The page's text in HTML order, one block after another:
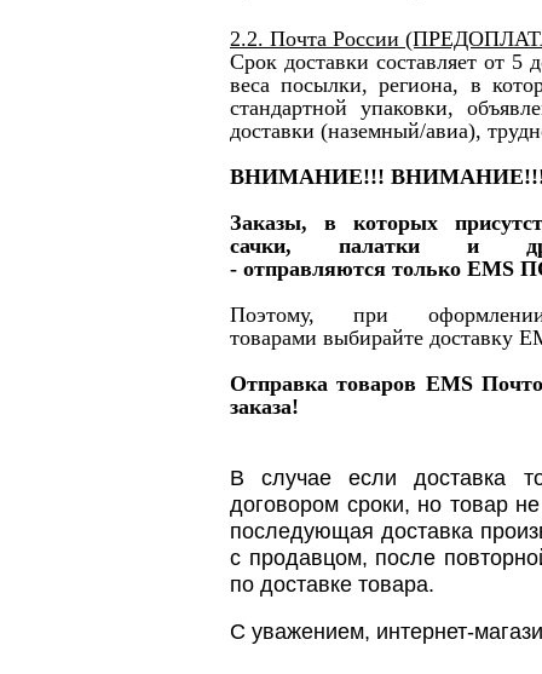
2.2. Почта России
Срок доставки составляет от 5
веса посылки, региона, в
стандартной упаковки,
доставки (наземный/авиа),
ВНИМАНИЕ!!!
Заказы, в которых
сачки, палатки и
- отправляются только EMS
Поэтому, при
товарами выбирайте доставку
Отправка товаров EMS
заказа!
В случае если доставка
договором сроки, но товар
последующая доставка
с продавцом, после
по доставке товара.
С уважением, интернет-